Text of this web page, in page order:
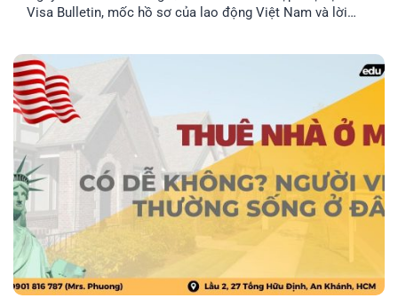
Visa Bulletin, mốc hồ sơ của lao động Việt Nam và lời